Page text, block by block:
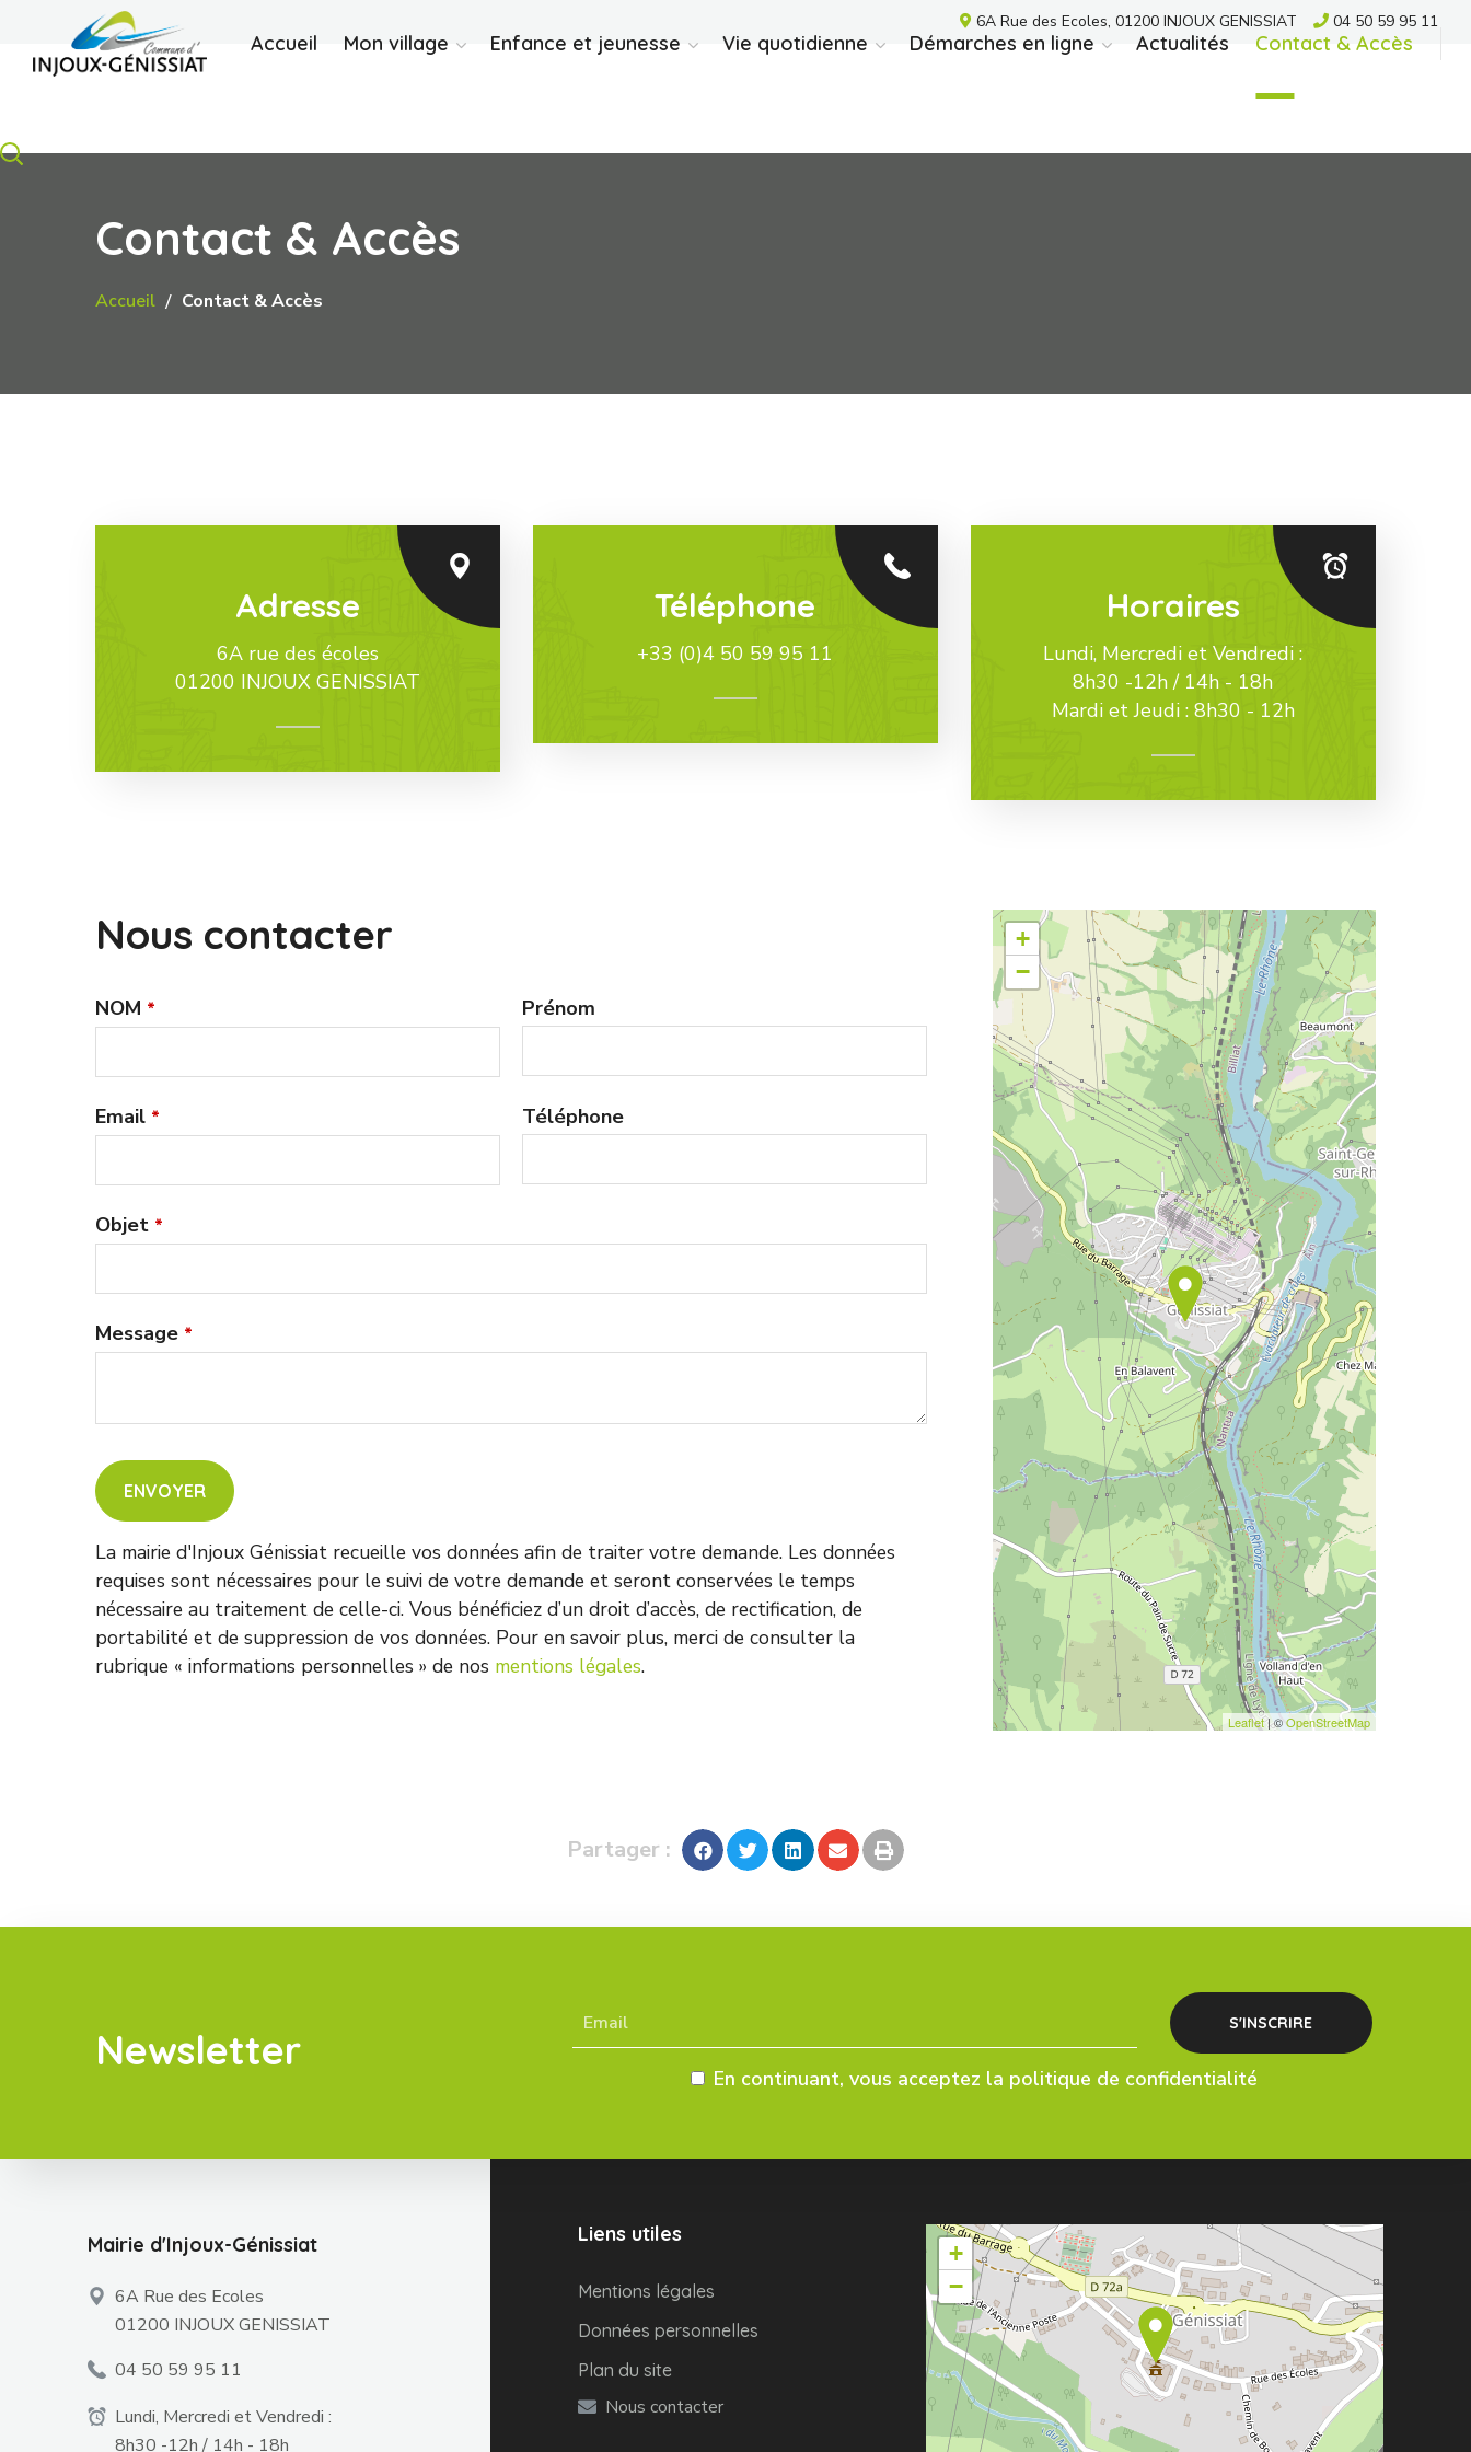
6A Rue des Ecoles, 01200 INJOUX GENISSIAT 04 50 59 95 11
Accueil Mon village Enfance et jeunesse Vie quotidienne Démarches en ligne Actualités Contact & Accès
Contact & Accès
Accueil Contact & Accès
Adresse
6A rue des écoles
01200 INJOUX GENISSIAT
Téléphone
+33 (0)4 50 59 95 11
Horaires
Lundi, Mercredi et Vendredi :
8h30 -12h / 14h - 18h
Mardi et Jeudi : 8h30 - 12h
Nous contacter
NOM * Prénom
Email * Téléphone
Objet *
Message *
ENVOYER
La mairie d'Injoux Génissiat recueille vos données afin de traiter votre demande. Les données
requises sont nécessaires pour le suivi de votre demande et seront conservées le temps
nécessaire au traitement de celle-ci. Vous bénéficiez d’un droit d’accès, de rectification, de
portabilité et de suppression de vos données. Pour en savoir plus, merci de consulter la
rubrique « informations personnelles » de nos mentions légales.
+
−
Leaflet| ©OpenStreetMap
Partager :
Newsletter
En continuant, vous acceptez la politique de confidentialité
Mairie d'Injoux-Génissiat
6A Rue des Ecoles
01200 INJOUX GENISSIAT
04 50 59 95 11
Lundi, Mercredi et Vendredi :
8h30 -12h / 14h - 18h
Liens utiles
Mentions légales
Données personnelles
Plan du site
Nous contacter
+
−